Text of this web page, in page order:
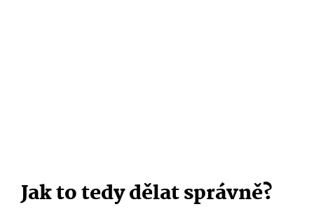
Jak to tedy dělat správně?